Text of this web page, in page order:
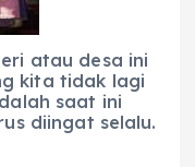
atau desa ini
kita tidak lagi
saat ini
diingat selalu.